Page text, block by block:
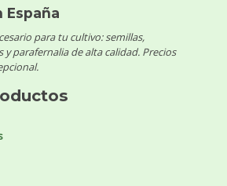
España
para tu cultivo: semillas,
parafernalia de alta calidad. Precios